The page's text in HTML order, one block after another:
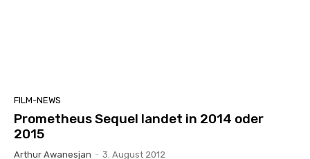
FILM-NEWS
Prometheus Sequel landet in 2014 oder
2015
Arthur Awanesjan - 3. August 2012